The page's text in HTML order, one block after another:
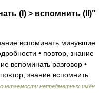
(I) > вспомнить (II)"
вспоминать минувшие
• повтор, знание
вспоминать разговор •
знание вспомнить
непредметных имён